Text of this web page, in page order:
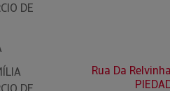
DE
Rua Da